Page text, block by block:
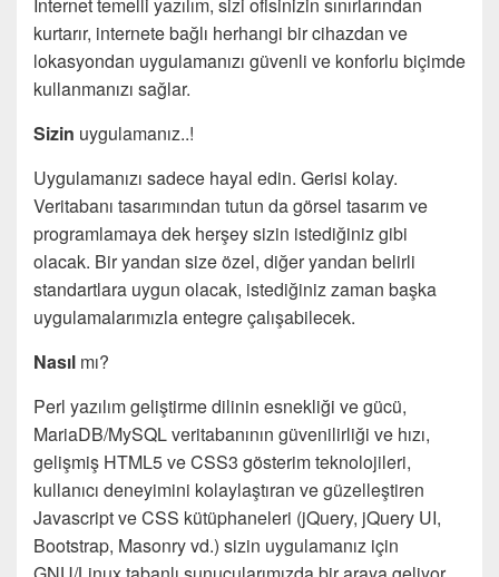
kurtarır, internete bağlı herhangi bir cihazdan ve
lokasyondan uygulamanızı güvenli ve konforlu biçimde
kullanmanızı sağlar.
Sizin uygulamanız..!
Uygulamanızı sadece hayal edin. Gerisi kolay.
Veritabanı tasarımından tutun da görsel tasarım ve
programlamaya dek herşey sizin istediğiniz gibi
olacak. Bir yandan size özel, diğer yandan belirli
standartlara uygun olacak, istediğiniz zaman başka
uygulamalarımızla entegre çalışabilecek.
Nasıl mı?
Perl yazılım geliştirme dilinin esnekliği ve gücü,
MariaDB/MySQL veritabanının güvenilirliği ve hızı,
gelişmiş HTML5 ve CSS3 gösterim teknolojileri,
kullanıcı deneyimini kolaylaştıran ve güzelleştiren
Javascript ve CSS kütüphaneleri (jQuery, jQuery UI,
Bootstrap, Masonry vd.) sizin uygulamanız için